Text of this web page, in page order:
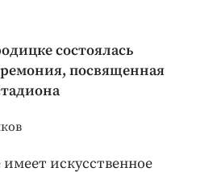
состоялась
посвященная
искусственное